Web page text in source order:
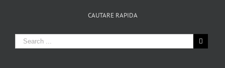
CAUTARE RAPIDA